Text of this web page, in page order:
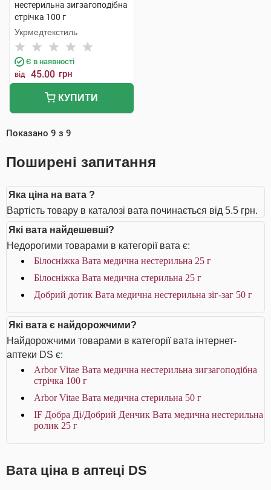
нестерильна зигзагоподібна
стрічка 100 г
Укрмедтекстиль
Є в наявності
від 45.00 грн
КУПИТИ
Показано 9 з 9
Поширені запитання
Яка ціна на вата ?
Вартість товару в каталозі вата починається від 5.5 грн.
Які вата найдешевші?
Недорогими товарами в категорії вата є:
Білосніжка Вата медична нестерильна 25 г
Білосніжка Вата медична стерильна 25 г
Добрий дотик Вата медична нестерильна зіг-заг 50 г
Які вата є найдорожчими?
Найдорожчими товарами в категорії вата інтернет-
аптеки DS є:
Arbor Vitae Вата медична нестерильна зигзагоподібна
стрічка 100 г
Arbor Vitae Вата медична стерильна 50 г
IF Добра Ді/Добрий Денчик Вата медична нестерильна
ролик 25 г
Вата ціна в аптеці DS